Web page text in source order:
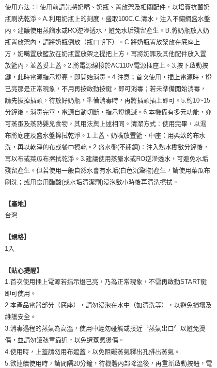
使用方法：l.使用前請先將奶嘴、奶瓶、置放架及相關配件，以培寶抗菌奶
瓶刷洗乾淨。A.利用奶瓶上的刻度，盛取100C.C.清水，注入不鏽鋼盛水盤
內。建議使用蒸餾水或RO逆滲透水，避免水垢殘留產生。B.將奶瓶放入奶
瓶置放架內，請將奶瓶倒放（瓶口朝下）。C.將奶瓶置放架放在底座上
方，奶嘴置放籃放在奶瓶置放架之提把上方，再將奶罪及其他配件放入置
放籃內，並蓋妥上蓋。2.將電源線接於AC110V電源插座上。3.按下啟動按
鍵，此時電源指示燈亮，即開始消毒。4.注意；首次使用，插上電源時，燈
已亮那是正常現象，不用再按啟動按鍵，即可消毒；若未準備開始消毒，
請先拔掉插頭，待放好奶瓶，準備消毒時，再將插頭插上即可。5.約10~15
分鐘後，消毒完畢，電源自動切斷，指示燈熄滅。6.本機備有多元功能，亦
可蒸蛋及蒸熟嬰兒食物，其用法與上述相同。清潔方式：使用完畢，以濕
布將底座及盛水盤擦拭乾淨。1.上蓋、奶嘴放置籃、中座：用柔軟的布水
洗，再以乾淨的布或餐巾擦乾。2.盛水盤(不繡鋼)：注入熱水樹數分鐘後，
再以布或菜瓜布擦拭乾淨。3.建議使用蒸餾水或RO逆滲透水，可避免水垢
殘留產生。但若使用一般自然水會有水垢(白色沉澱物)產生，請使用菜瓜布
刷洗；或用食用醋酸(或水垢清潔劑)浸泡數小時後再清洗擦拭。
【產地】
台灣
【規格】
1入
【貼心提醒】
1.首次使用插上電源若指示燈已亮，乃為正常現象，不需再啟動START鍵
即可使用。
2.本產品電器部分（底座），請勿浸泡在水中（如清洗等），以避免損壞及
維護安全。
3.消毒過程的蒸氣為高溫，使用中輕勿碰觸或接近〝蒸氣出口〞以避免燙
傷，並請勿讓孩童靠近，以免遭蒸氣燙傷。
4.使用時，上蓋請勿用布遮蓋，以免阻礙蒸氣釋出孔排出蒸氣。
5.欲連續使用時，請間隔20分鐘，待機體內部降溫後，再重新啟動按鈕，電